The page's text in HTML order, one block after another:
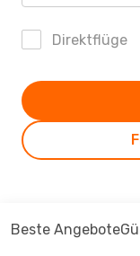
Direktflüge
Beste Angebote